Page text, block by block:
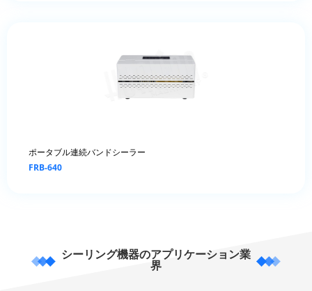
ポータブル連続バンドシーラー
FRB-640
シーリング機器のアプリケーション業
界